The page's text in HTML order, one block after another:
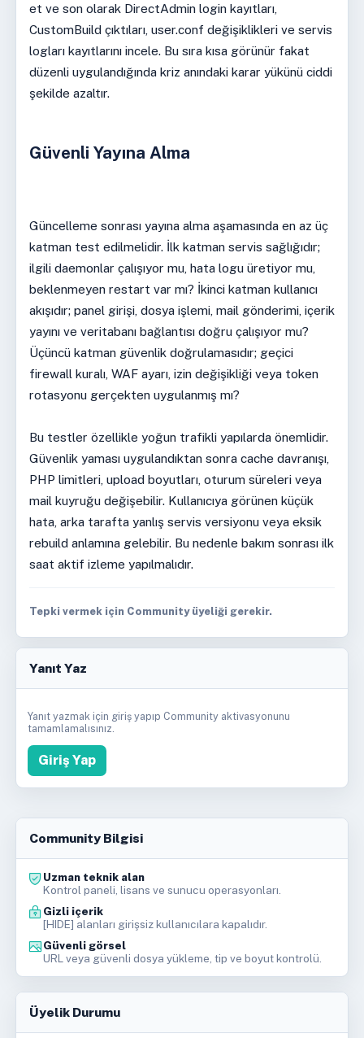
et ve son olarak DirectAdmin login kayıtları,
CustomBuild çıktıları, user.conf değişiklikleri ve servis
logları kayıtlarını incele. Bu sıra kısa görünür fakat
düzenli uygulandığında kriz anındaki karar yükünü ciddi
şekilde azaltır.
Güvenli Yayına Alma
Güncelleme sonrası yayına alma aşamasında en az üç
katman test edilmelidir. İlk katman servis sağlığıdır;
ilgili daemonlar çalışıyor mu, hata logu üretiyor mu,
beklenmeyen restart var mı? İkinci katman kullanıcı
akışıdır; panel girişi, dosya işlemi, mail gönderimi, içerik
yayını ve veritabanı bağlantısı doğru çalışıyor mu?
Üçüncü katman güvenlik doğrulamasıdır; geçici
firewall kuralı, WAF ayarı, izin değişikliği veya token
rotasyonu gerçekten uygulanmış mı?
Bu testler özellikle yoğun trafikli yapılarda önemlidir.
Güvenlik yaması uygulandıktan sonra cache davranışı,
PHP limitleri, upload boyutları, oturum süreleri veya
mail kuyruğu değişebilir. Kullanıcıya görünen küçük
hata, arka tarafta yanlış servis versiyonu veya eksik
rebuild anlamına gelebilir. Bu nedenle bakım sonrası ilk
saat aktif izleme yapılmalıdır.
Tepki vermek için Community üyeliği gerekir.
Yanıt Yaz
Yanıt yazmak için giriş yapıp Community aktivasyonunu
tamamlamalısınız.
Giriş Yap
Community Bilgisi
Uzman teknik alan
Kontrol paneli, lisans ve sunucu operasyonları.
Gizli içerik
[HIDE] alanları girişsiz kullanıcılara kapalıdır.
Güvenli görsel
URL veya güvenli dosya yükleme, tip ve boyut kontrolü.
Üyelik Durumu